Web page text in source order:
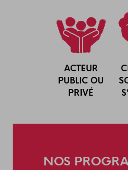
ACTEUR
PUBLIC OU
PRIVÉ
NOS